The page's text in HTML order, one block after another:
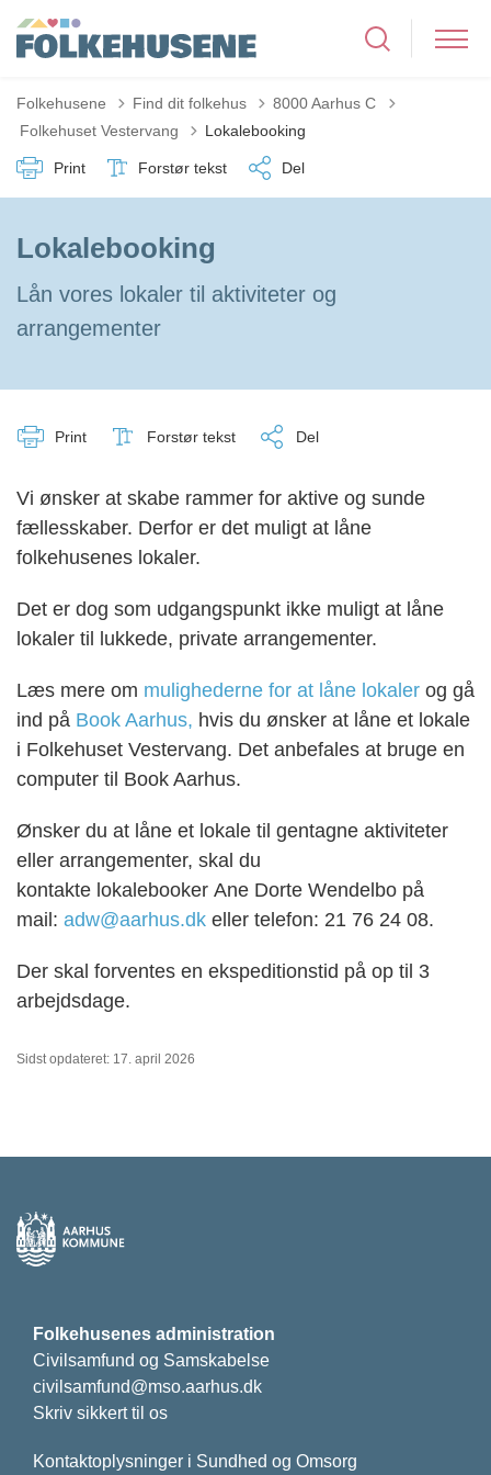
Folkehusene Find dit folkehus
8000 Aarhus C
Tilbage til
Folkehuset Vestervang Lokalebooking
Print Forstør tekst Del
Lokalebooking
Lån vores lokaler til aktiviteter og
arrangementer
Print Forstør tekst Del
Vi ønsker at skabe rammer for aktive og sunde
fællesskaber. Derfor er det muligt at låne
folkehusenes lokaler.
Det er dog som udgangspunkt ikke muligt at låne
lokaler til lukkede, private arrangementer.
Læs mere om mulighederne for at låne lokaler og gå
ind på Book Aarhus, hvis du ønsker at låne et lokale
i Folkehuset Vestervang. Det anbefales at bruge en
computer til Book Aarhus.
Ønsker du at låne et lokale til gentagne aktiviteter
eller arrangementer, skal du
kontakte lokalebooker Ane Dorte Wendelbo på
mail: adw@aarhus.dk eller telefon: 21 76 24 08.
Der skal forventes en ekspeditionstid på op til 3
arbejdsdage.
Sidst opdateret: 17. april 2026
Folkehusenes administration
Civilsamfund og Samskabelse
civilsamfund@mso.aarhus.dk
Skriv sikkert til os
Kontaktoplysninger i Sundhed og Omsorg